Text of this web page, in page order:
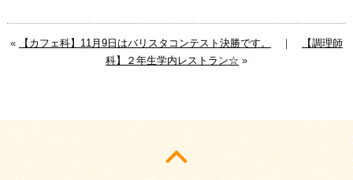
« 【カフェ科】11月9日はバリスタコンテスト決勝です。 ｜
【調理師
科】２年生学内レストラン☆ »